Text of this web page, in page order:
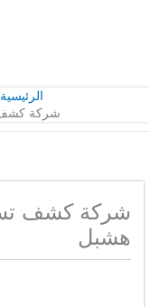
الرئيسية
شركة كشف
شركة كشف
هشبل